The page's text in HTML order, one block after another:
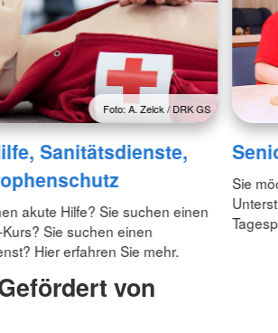
Foto: A. Zelck / DRK GS
Sanitätsdienste,
akute Hilfe? Sie suchen einen
Sie suchen einen
Hier erfahren Sie mehr.
Sie
von